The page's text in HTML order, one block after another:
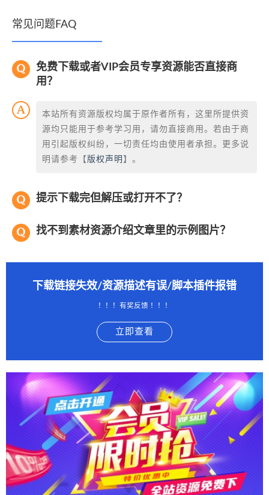
常见问题FAQ
免费下载或者VIP会员专享资源能否直接商
用？
本站所有资源版权均属于原作者所有，这里所提供资
源均只能用于参考学习用，请勿直接商用。若由于商
用引起版权纠纷，一切责任均由使用者承担。更多说
明请参考【 版权声明 】。
提示下载完但解压或打开不了？
找不到素材资源介绍文章里的示例图片？
下载链接失效/资源描述有误/脚本插件报错
！！！有奖反馈 ！！！
立即查看